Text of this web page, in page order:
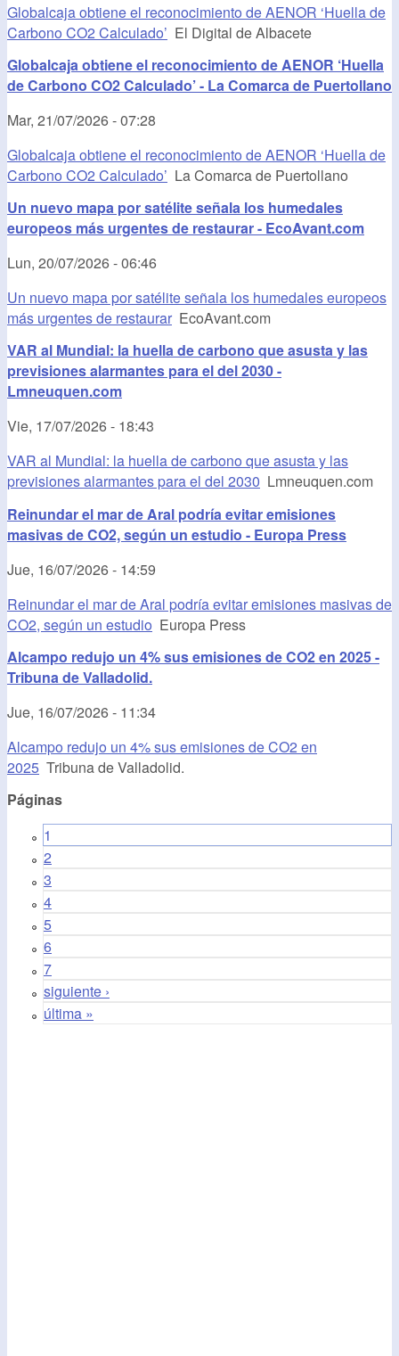
Globalcaja obtiene el reconocimiento de AENOR ‘Huella de
Carbono CO2 Calculado’ El Digital de Albacete
Globalcaja obtiene el reconocimiento de AENOR ‘Huella
de Carbono CO2 Calculado’ - La Comarca de Puertollano
Mar, 21/07/2026 - 07:28
Globalcaja obtiene el reconocimiento de AENOR ‘Huella de
Carbono CO2 Calculado’ La Comarca de Puertollano
Un nuevo mapa por satélite señala los humedales
europeos más urgentes de restaurar - EcoAvant.com
Lun, 20/07/2026 - 06:46
Un nuevo mapa por satélite señala los humedales europeos
más urgentes de restaurar EcoAvant.com
VAR al Mundial: la huella de carbono que asusta y las
previsiones alarmantes para el del 2030 -
Lmneuquen.com
Vie, 17/07/2026 - 18:43
VAR al Mundial: la huella de carbono que asusta y las
previsiones alarmantes para el del 2030 Lmneuquen.com
Reinundar el mar de Aral podría evitar emisiones
masivas de CO2, según un estudio - Europa Press
Jue, 16/07/2026 - 14:59
Reinundar el mar de Aral podría evitar emisiones masivas de
CO2, según un estudio Europa Press
Alcampo redujo un 4% sus emisiones de CO2 en 2025 -
Tribuna de Valladolid.
Jue, 16/07/2026 - 11:34
Alcampo redujo un 4% sus emisiones de CO2 en
2025 Tribuna de Valladolid.
Páginas
1
2
3
4
5
6
7
siguiente ›
última »